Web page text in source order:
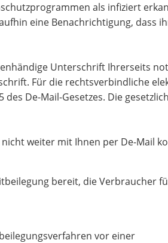
als infiziert
eine Benachrichtigung, dass
Unterschrift Ihrerseits
Für die rechtsverbindliche
De-Mail-Gesetzes. Die
weiter mit Ihnen per De-Mail
bereit, die Verbraucher
vor einer